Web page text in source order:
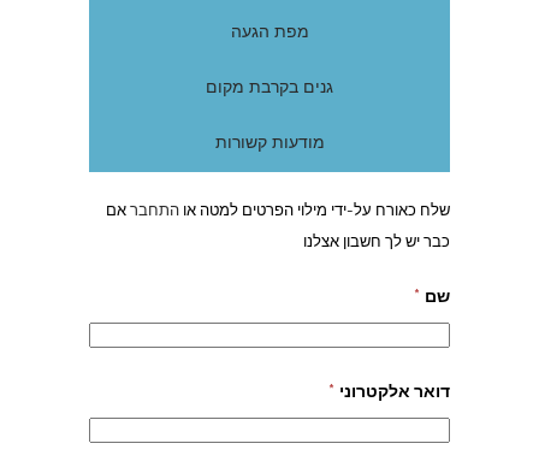
מפת הגעה
גנים בקרבת מקום
מודעות קשורות
שלח כאורח על-ידי מילוי הפרטים למטה או התחבראם
כבר יש לך חשבון אצלנו
שם *
דואר אלקטרוני *